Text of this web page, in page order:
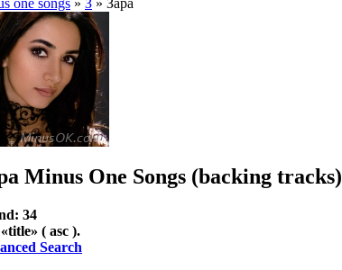
one songs » З » Зара
Minus One Songs (backing tracks)
34
title» ( asc ).
Search